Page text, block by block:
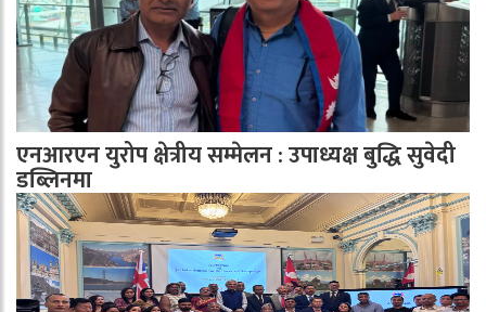
एनआरएन युरोप क्षेत्रीय सम्मेलन : उपाध्यक्ष बुद्धि सुवेदी
डब्लिनमा